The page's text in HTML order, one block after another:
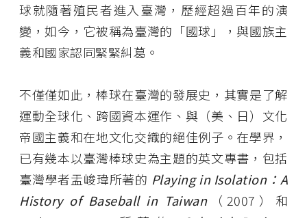
球就隨著殖民者進入臺灣，歷經超過百年的演
變，如今，它被稱為臺灣的「國球」，與國族主
義和國家認同緊緊糾葛。
不僅僅如此，棒球在臺灣的發展史，其實是了解
運動全球化、跨國資本運作、與（美、日）文化
帝國主義和在地文化交織的絕佳例子。在學界，
已有幾本以臺灣棒球史為主題的英文專書，包括
臺灣學者盂峻瑋所著的 Playing in Isolation：A
History of Baseball in Taiwan（2007）和